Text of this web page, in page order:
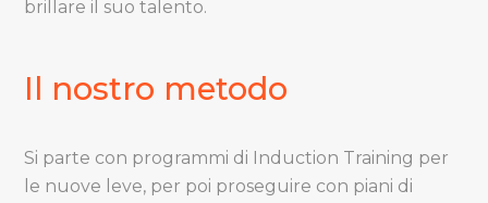
brillare il suo talento.
Il nostro metodo
Si parte con programmi di Induction Training per
le nuove leve, per poi proseguire con piani di